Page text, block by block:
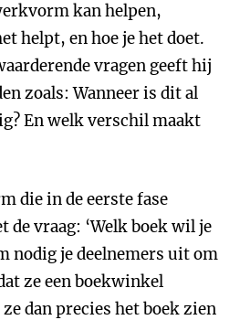
kan helpen,
helpt, en hoe je het doet.
vragen geeft hij
zoals: Wanneer is dit al
En welk verschil maakt
die in de eerste fase
vraag: ‘Welk boek wil je
nodig je deelnemers uit om
ze een boekwinkel
dan precies het boek zien